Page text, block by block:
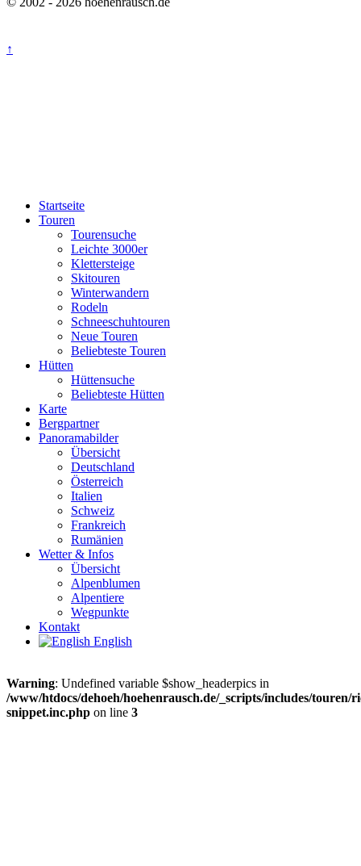
↑
Startseite
Touren
Tourensuche
Leichte 3000er
Klettersteige
Skitouren
Winterwandern
Rodeln
Schneeschuhtouren
Neue Touren
Beliebteste Touren
Hütten
Hüttensuche
Beliebteste Hütten
Karte
Bergpartner
Panoramabilder
Übersicht
Deutschland
Österreich
Italien
Schweiz
Frankreich
Rumänien
Wetter & Infos
Übersicht
Alpenblumen
Alpentiere
Wegpunkte
Kontakt
English
Warning: Undefined variable $show_headerpics in
/www/htdocs/dehoeh/hoehenrausch.de/_scripts/includes/touren/
snippet.inc.php on line 3